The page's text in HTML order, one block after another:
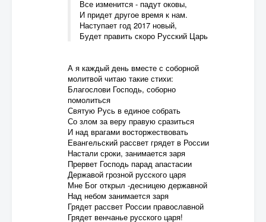
Все изменится - падут оковы,
И придет другое время к нам.
Наступает год 2017 новый,
Будет править скоро Русский Царь
А я каждый день вместе с соборной
молитвой читаю такие стихи:
Благослови Господь, соборно
помолиться
Святую Русь в единое собрать
Со злом за веру правую сразиться
И над врагами восторжествовать
Евангельский рассвет грядет в России
Настали сроки, занимается заря
Прервет Господь парад апастасии
Державой грозной русского царя
Мне Бог открыл -десницею державной
Над небом занимается заря
Грядет рассвет России православной
Грядет венчанье русского царя!